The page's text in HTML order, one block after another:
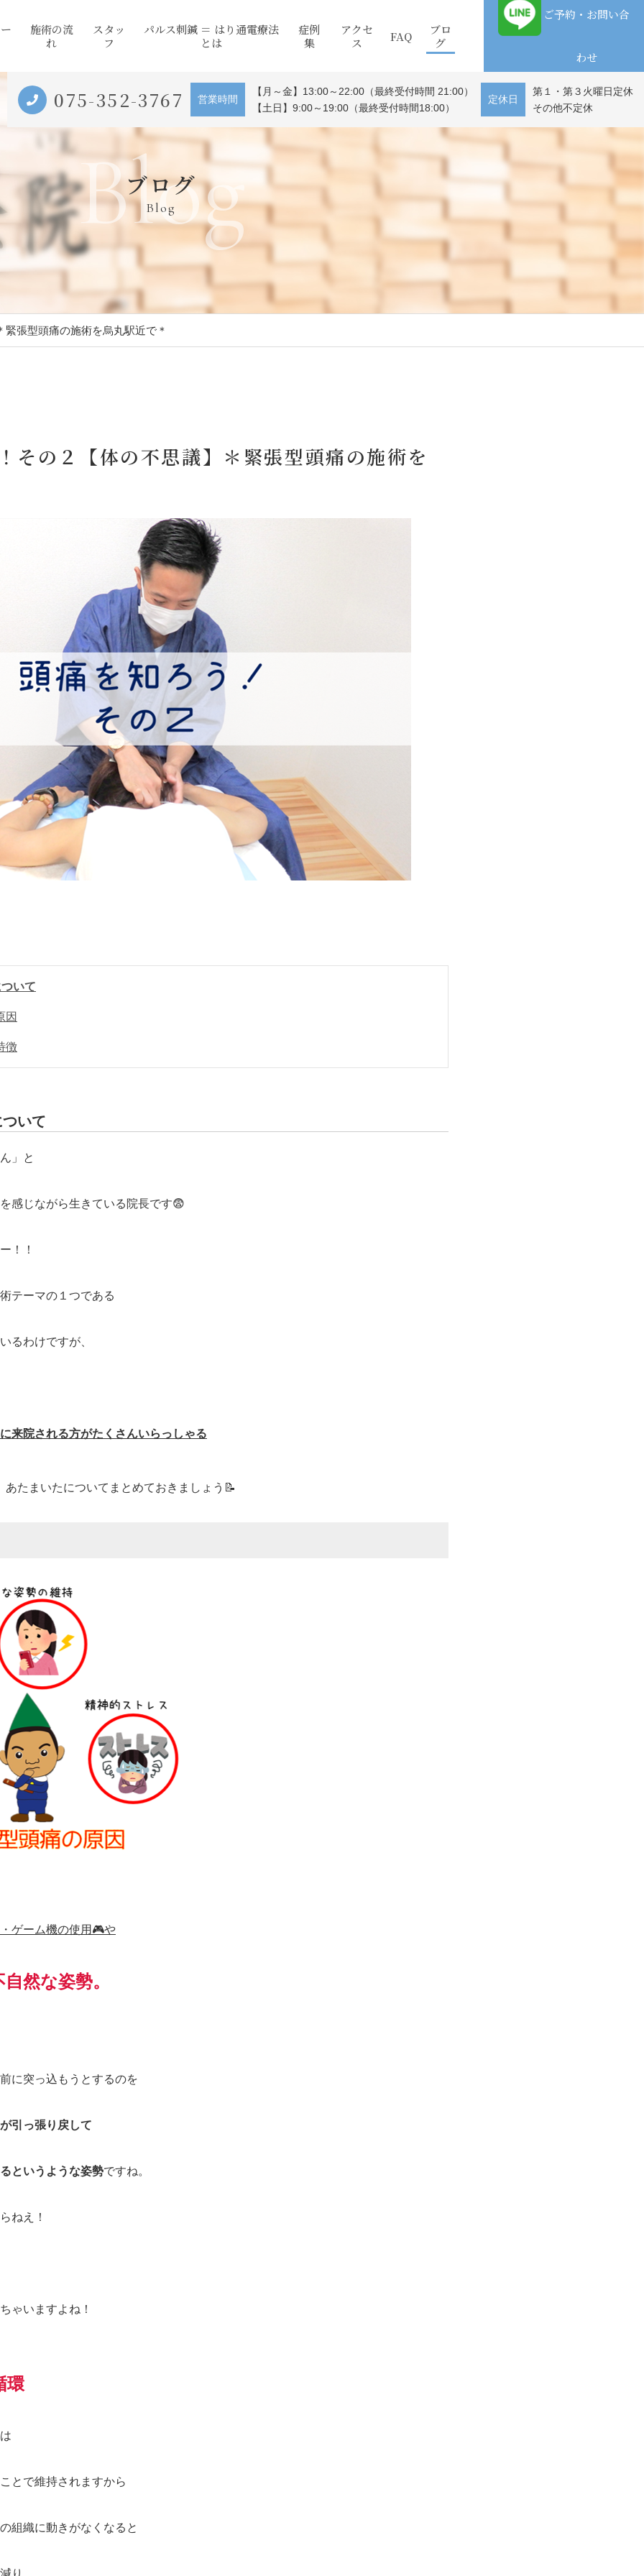
施術の流
れ
スタッ
フ
パルス刺鍼 ＝ はり通電療法
とは
症例
集
アクセ
ス
FAQ
ブロ
グ
ご予約・お問い合
わせ
ブログ
Blog
Blog
075-352-3767 営業時間
【月～金】13:00～22:00（最終受付時間 21:00）
【土日】9:00～19:00（最終受付時間18:00）
定休日
第１・第３火曜日定休
その他不定休
張型頭痛の施術を烏丸駅近で＊
その２【体の不思議】＊緊張型頭痛の施術を
いて
因
徴
いて
」と
感じながら生きている院長です😨
！！
テーマの１つである
るわけですが、
来院される方がたくさんいらっしゃる
あたまいたについてまとめておきましょう📝
ゲーム機の使用🎮や
自然な姿勢。
に突っ込もうとするのを
引っ張り戻して
というような姿勢ですね。
ねえ！
ゃいますよね！
環
とで維持されますから
組織に動きがなくなると
り